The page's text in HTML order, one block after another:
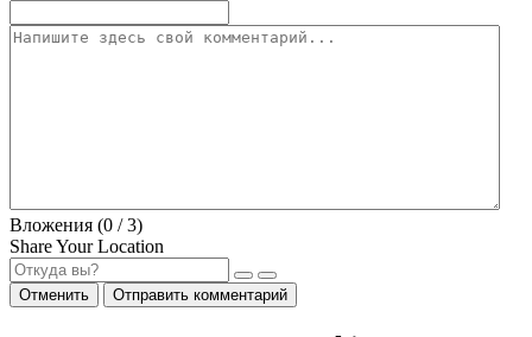
Вложения (0 / 3)
Share Your Location
Отменить Отправить комментарий